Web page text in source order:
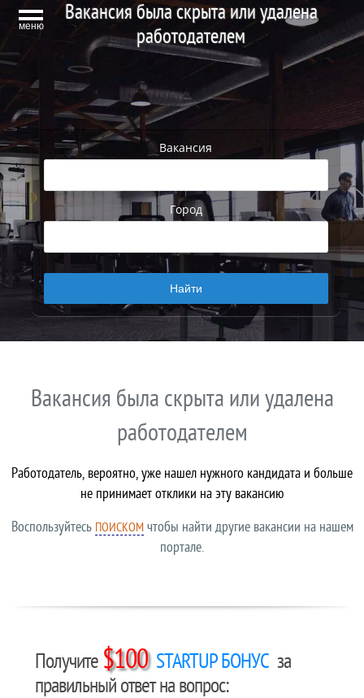
меню
Вакансия была скрыта или удалена
работодателем
Вакансия
Город
Вакансия была скрыта или удалена
работодателем
Работодатель, вероятно, уже нашел нужного кандидата и больше
не принимает отклики на эту вакансию
Воспользуйтесь ПОИСКОМчтобы найти другие вакансии на нашем
портале.
Получите $100 STARTUP БОНУС за
правильный ответ на вопрос: